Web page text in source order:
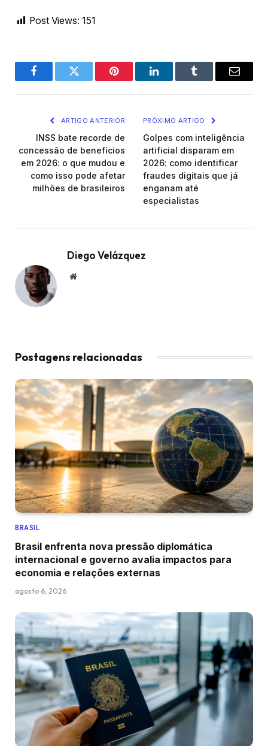
Post Views: 151
FacebookTwitter Pinterest LinkedInTumblr Email
ARTIGO ANTERIOR
INSS bate recorde de
concessão de benefícios
em 2026: o que mudou e
como isso pode afetar
milhões de brasileiros
PRÓXIMO ARTIGO
Golpes com inteligência
artificial disparam em
2026: como identificar
fraudes digitais que já
enganam até
especialistas
Diego Velázquez
Website
Postagens relacionadas
BRASIL
Brasil enfrenta nova pressão diplomática
internacional e governo avalia impactos para
economia e relações externas
agosto 6, 2026